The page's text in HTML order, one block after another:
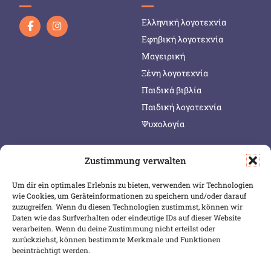
Zustimmung verwalten
Um dir ein optimales Erlebnis zu bieten, verwenden wir Technologien
wie Cookies, um Geräteinformationen zu speichern und/oder darauf
zuzugreifen. Wenn du diesen Technologien zustimmst, können wir
Daten wie das Surfverhalten oder eindeutige IDs auf dieser Website
verarbeiten. Wenn du deine Zustimmung nicht erteilst oder
zurückziehst, können bestimmte Merkmale und Funktionen
beeinträchtigt werden.
Ελληνική λογοτεχνία
Εφηβική λογοτεχνία
Μαγειρική
Ξένη λογοτεχνία
Παιδικά βιβλία
Παιδική λογοτεχνία
Ψυχολογία
SERVICE & INFOS
Warenkorb
Wunschliste
Mein Konto
Versand & Lieferung
SICHER BEZAHLEN